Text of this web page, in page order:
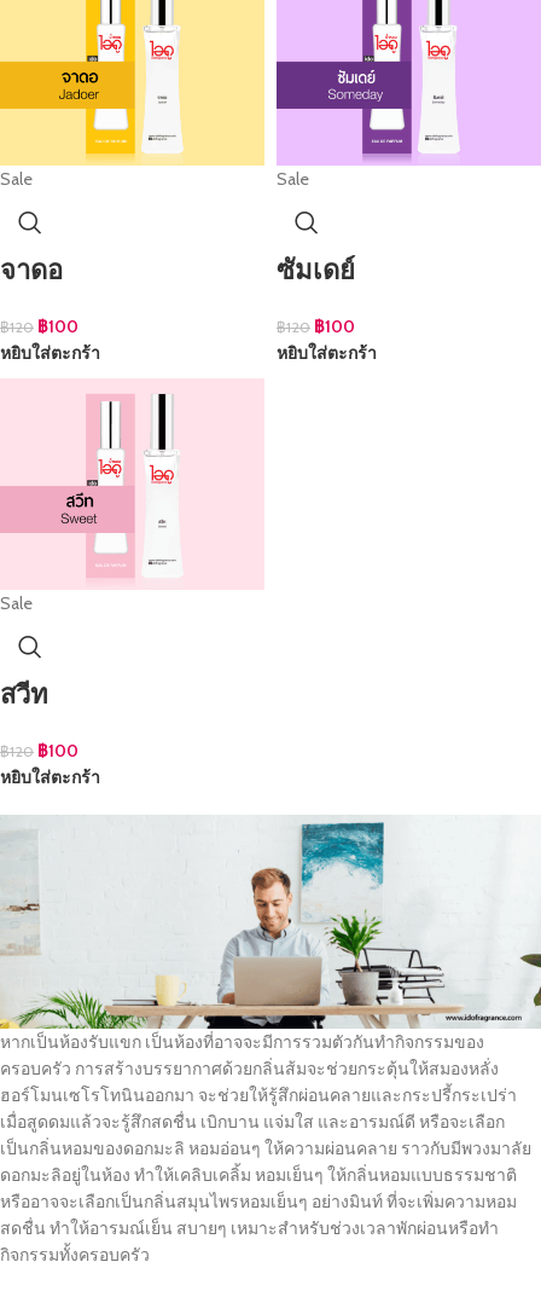
Sale
จาดอ
฿120 ฿100
หยิบใส่ตะกร้า
Sale
ซัมเดย์
฿120 ฿100
หยิบใส่ตะกร้า
Sale
สวีท
฿120 ฿100
หยิบใส่ตะกร้า
หากเป็นห้องรับแขก เป็นห้องที่อาจจะมีการรวมตัวกันทำกิจกรรมของ
ครอบครัว การสร้างบรรยากาศด้วยกลิ่นส้มจะช่วยกระตุ้นให้สมองหลั่ง
ฮอร์โมนเซโรโทนินออกมา จะช่วยให้รู้สึกผ่อนคลายและกระปรี้กระเปร่า
เมื่อสูดดมแล้วจะรู้สึกสดชื่น เบิกบาน แจ่มใส และอารมณ์ดี หรือจะเลือก
เป็นกลิ่นหอมของดอกมะลิ หอมอ่อนๆ ให้ความผ่อนคลาย ราวกับมีพวงมาลัย
ดอกมะลิอยู่ในห้อง ทำให้เคลิบเคลิ้ม หอมเย็นๆ ให้กลิ่นหอมแบบธรรมชาติ
หรืออาจจะเลือกเป็นกลิ่นสมุนไพรหอมเย็นๆ อย่างมินท์ ที่จะเพิ่มความหอม
สดชื่น ทำให้อารมณ์เย็น สบายๆ เหมาะสำหรับช่วงเวลาพักผ่อนหรือทำ
กิจกรรมทั้งครอบครัว